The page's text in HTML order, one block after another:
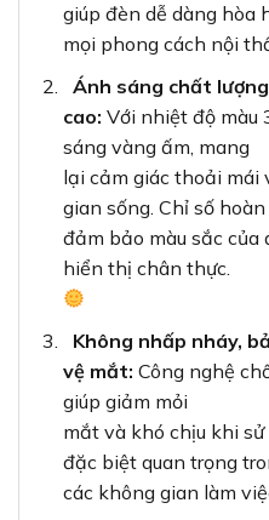
giúp đèn dễ dàng hòa
mọi phong cách nội
Ánh sáng chất lượng
cao: Với nhiệt độ màu
sáng vàng ấm, mang
lại cảm giác thoải mái
gian sống. Chỉ số hoàn
đảm bảo màu sắc
hiển thị chân thực.
Không nhấp nháy,
vệ mắt: Công nghệ
giúp giảm mỏi
mắt và khó chịu khi
đặc biệt quan trọng
các không gian làm